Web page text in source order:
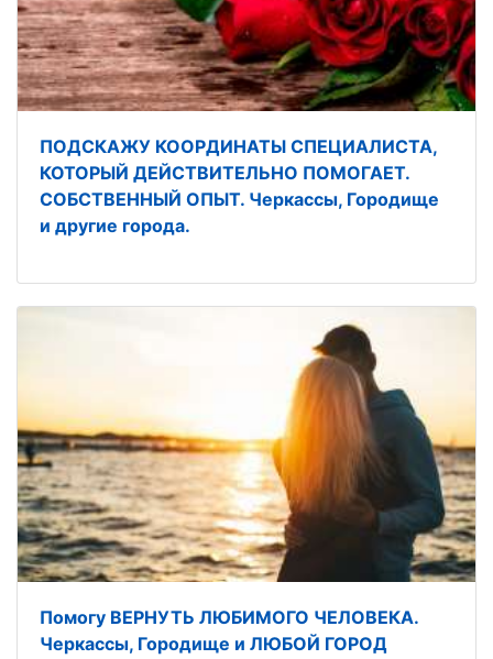
ПОДСКАЖУ КООРДИНАТЫ СПЕЦИАЛИСТА,
КОТОРЫЙ ДЕЙСТВИТЕЛЬНО ПОМОГАЕТ.
СОБСТВЕННЫЙ ОПЫТ. Черкассы, Городище
и другие города.
Помогу ВЕРНУТЬ ЛЮБИМОГО ЧЕЛОВЕКА.
Черкассы, Городище и ЛЮБОЙ ГОРОД